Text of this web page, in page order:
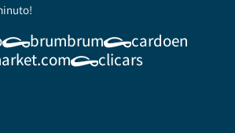
brumbrum
cardoen
clicars